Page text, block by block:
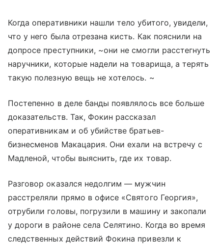
Когда оперативники нашли тело убитого, увидели,
что у него была отрезана кисть. Как пояснили на
допросе преступники, ~они не смогли расстегнуть
наручники, которые надели на товарища, а терять
такую полезную вещь не хотелось. ~
Постепенно в деле банды появлялось все больше
доказательств. Так, Фокин рассказал
оперативникам и об убийстве братьев-
бизнесменов Макацария. Они ехали на встречу с
Мадленой, чтобы выяснить, где их товар.
Разговор оказался недолгим — мужчин
расстреляли прямо в офисе «Святого Георгия»,
отрубили головы, погрузили в машину и закопали
у дороги в районе села Селятино. Когда во время
следственных действий Фокина привезли к